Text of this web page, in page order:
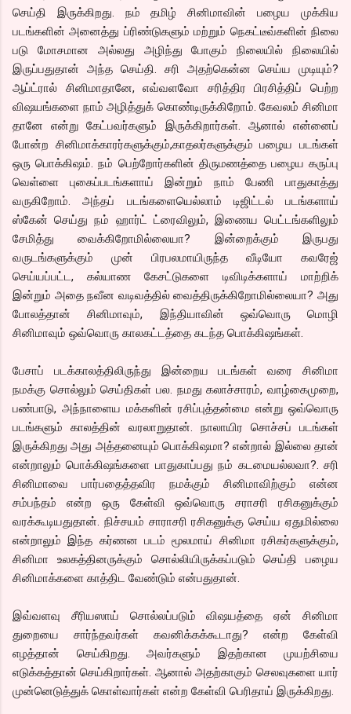
செய்தி இருக்கிறது. நம் தமிழ் சினிமாவின் பழைய முக்கிய
படங்களின் அனைத்து ப்ரிண்டுகளும் மற்றும் நெகட்டீவ்களின் நிலை
படு மோசமான அல்லது அழிந்து போகும் நிலையில் நிலையில்
இருப்பதுதான் அந்த செய்தி. சரி அதற்கென்ன செய்ய முடியும்?
ஆப்ட்ரால் சினிமாதானே, எவ்வளவோ சரித்திர பிரசித்திப் பெற்ற
விஷயங்களை நாம் அழித்துக் கொண்டிருக்கிறோம். கேவலம் சினிமா
தானே என்று கேட்பவர்களும் இருக்கிறார்கள். ஆனால் என்னைப்
போன்ற சினிமாக்காரர்களுக்கும்,காதலர்களுக்கும் பழைய படங்கள்
ஒரு பொக்கிஷம். நம் பெற்றோர்களின் திருமணத்தை பழைய கருப்பு
வெள்ளை புகைப்படங்களாய் இன்றும் நாம் பேணி பாதுகாத்து
வருகிறோம். அந்தப் படங்களையெல்லாம் டிஜிட்டல் படங்களாய்
ஸ்கேன் செய்து நம் ஹார்ட் ட்ரைவிலும், இணைய பெட்டங்களிலும்
சேமித்து வைக்கிறோமில்லையா? இன்றைக்கும் இருபது
வருடங்களுக்கும் முன் பிரபலமாயிருந்த வீடியோ கவரேஜ்
செய்யப்பட்ட, கல்யாண கேசட்டுகளை டிவிடிக்களாய் மாற்றிக்
இன்றும் அதை நவீன வடிவத்தில் வைத்திருக்கிறோமில்லையா? அது
போலத்தான் சினிமாவும், இந்தியாவின் ஒவ்வொரு மொழி
சினிமாவும் ஒவ்வொரு காலகட்டத்தை கடந்த பொக்கிஷங்கள்.
பேசாப் படக்காலத்திலிருந்து இன்றைய படங்கள் வரை சினிமா
நமக்கு சொல்லும் செய்திகள் பல. நமது கலாச்சாரம், வாழ்கைமுறை,
பண்பாடு, அந்நாளைய மக்களின் ரசிப்புத்தன்மை என்று ஒவ்வொரு
படங்களும் காலத்தின் வரலாறுதான். நாலாயிர சொச்சப் படங்கள்
இருக்கிறது அது அத்தனையும் பொக்கிஷமா? என்றால் இல்லை தான்
என்றாலும் பொக்கிஷங்களை பாதுகாப்பது நம் கடமையல்லவா?. சரி
சினிமாவை பார்பதைத்தவிர நமக்கும் சினிமாவிற்கும் என்ன
சம்பந்தம் என்ற ஒரு கேள்வி ஒவ்வொரு சராசரி ரசிகனுக்கும்
வரக்கூடியதுதான். நிச்சயம் சாராசரி ரசிகனுக்கு செய்ய ஏதுமில்லை
என்றாலும் இந்த கர்ணன படம் மூலமாய் சினிமா ரசிகர்களுக்கும்,
சினிமா உலகத்தினருக்கும் சொல்லியிருக்கப்படும் செய்தி பழைய
சினிமாக்களை காத்திட வேண்டும் என்பதுதான்.
இவ்வளவு சீரியஸாய் சொல்லப்படும் விஷயத்தை ஏன் சினிமா
துறையை சார்ந்தவர்கள் கவனிக்கக்கூடாது? என்ற கேள்வி
எழத்தான் செய்கிறது. அவர்களும் இதற்கான முயற்சியை
எடுக்கத்தான் செய்கிறார்கள். ஆனால் அதற்காகும் செலவுகளை யார்
முன்னெடுத்துக் கொள்வார்கள் என்ற கேள்வி பெரிதாய் இருக்கிறது.